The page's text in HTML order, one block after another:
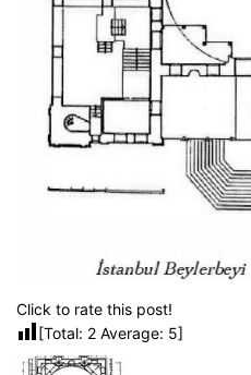
Click to rate this post!
[Total: 2 Average: 5]